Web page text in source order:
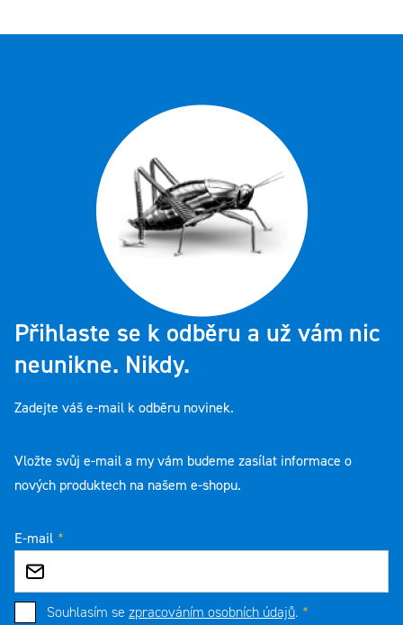
Přihlaste se k odběru a už vám nic
neunikne. Nikdy.
Zadejte váš e-mail k odběru novinek.
Vložte svůj e-mail a my vám budeme zasílat informace o
nových produktech na našem e-shopu.
E-mail
Souhlasím se zpracováním osobních údajů.